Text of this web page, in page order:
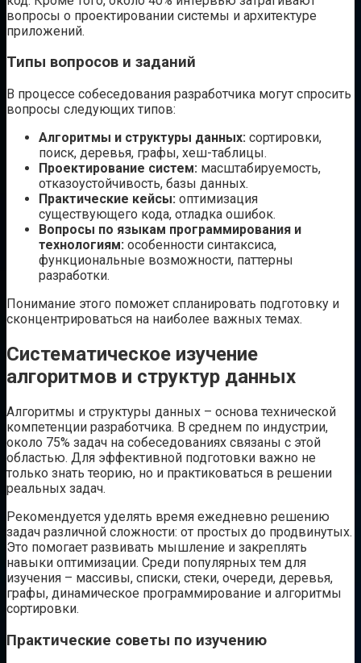
вопросы о проектировании системы и архитектуре
приложений.
Типы вопросов и заданий
В процессе собеседования разработчика могут спросить
вопросы следующих типов:
Алгоритмы и структуры данных: сортировки,
поиск, деревья, графы, хеш-таблицы.
Проектирование систем: масштабируемость,
отказоустойчивость, базы данных.
Практические кейсы: оптимизация
существующего кода, отладка ошибок.
Вопросы по языкам программирования и
технологиям: особенности синтаксиса,
функциональные возможности, паттерны
разработки.
Понимание этого поможет спланировать подготовку и
сконцентрироваться на наиболее важных темах.
Систематическое изучение
алгоритмов и структур данных
Алгоритмы и структуры данных – основа технической
компетенции разработчика. В среднем по индустрии,
около 75% задач на собеседованиях связаны с этой
областью. Для эффективной подготовки важно не
только знать теорию, но и практиковаться в решении
реальных задач.
Рекомендуется уделять время ежедневно решению
задач различной сложности: от простых до продвинутых.
Это помогает развивать мышление и закреплять
навыки оптимизации. Среди популярных тем для
изучения – массивы, списки, стеки, очереди, деревья,
графы, динамическое программирование и алгоритмы
сортировки.
Практические советы по изучению